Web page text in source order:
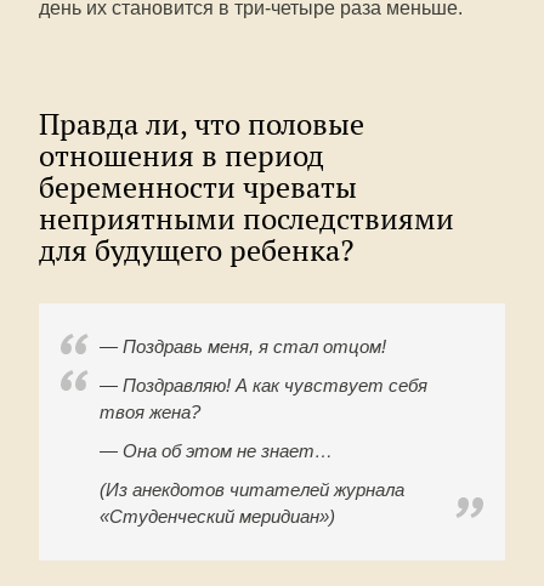
день их становится в три-четыре раза меньше.
Правда ли, что половые
отношения в период
беременности чреваты
неприятными последствиями
для будущего ребенка?
— Поздравь меня, я стал отцом!
— Поздравляю! А как чувствует себя
твоя жена?
— Она об этом не знает…
(Из анекдотов читателей журнала
«Студенческий меридиан»)